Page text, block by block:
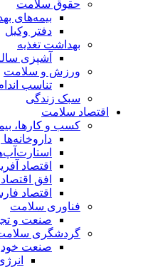
حقوق سلامت
بیمه‌های
دفتر وکیل
بهداشت تغذیه
آشپزی
ورزش و سلامت
تناسب
سبک زندگی
اقتصاد سلامت
کسب و کارها،
اقتصاد
افق
اقتصاد
فناوری سلامت
صنعت و
گردشگری
صنعت